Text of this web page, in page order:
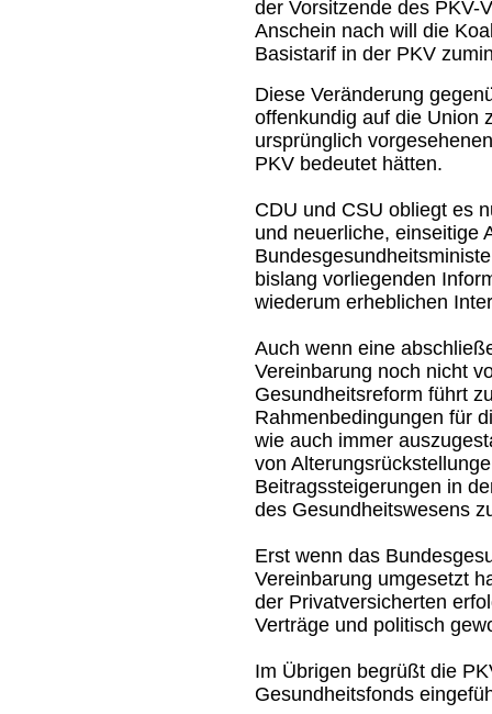
der Vorsitzende des PKV-
Anschein nach will die
Basistarif in der PKV
Diese Veränderung
offenkundig auf die Union
ursprünglich
PKV bedeutet hätten.
CDU und CSU obliegt es
und neuerliche, einseitige
bislang vorliegenden
wiederum erheblichen
Auch wenn eine
Vereinbarung noch nicht
Gesundheitsreform führt
Rahmenbedingungen für
wie auch immer
von
Beitragssteigerungen in
des Gesundheitswesens
Erst wenn das
Vereinbarung umgesetzt
der Privatversicherten
Verträge und politisch
Im Übrigen begrüßt die
Gesundheitsfonds